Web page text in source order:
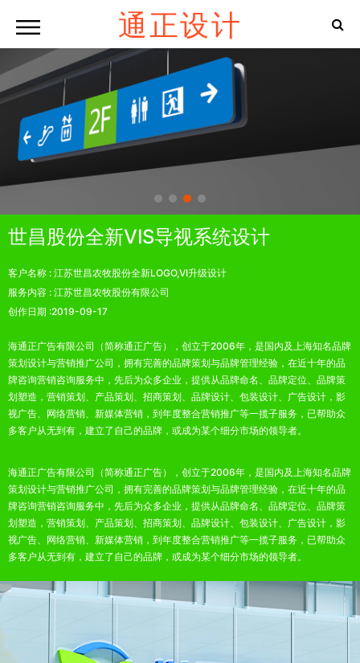
通正设计
世昌股份全新VIS导视系统设计
客户名称 : 江苏世昌农牧股份全新LOGO,VI升级设计
服务内容 : 江苏世昌农牧股份有限公司
创作日期 :2019-09-17
海通正广告有限公司（简称通正广告），创立于2006年，是国内及上海知名品牌
策划设计与营销推广公司，拥有完善的品牌策划与品牌管理经验，在近十年的品
牌咨询营销咨询服务中，先后为众多企业，提供从品牌命名、品牌定位、品牌策
划塑造，营销策划、产品策划、招商策划、品牌设计、包装设计、广告设计，影
视广告、网络营销、新媒体营销，到年度整合营销推广等一揽子服务，已帮助众
多客户从无到有，建立了自己的品牌，或成为某个细分市场的领导者。
海通正广告有限公司（简称通正广告），创立于2006年，是国内及上海知名品牌
策划设计与营销推广公司，拥有完善的品牌策划与品牌管理经验，在近十年的品
牌咨询营销咨询服务中，先后为众多企业，提供从品牌命名、品牌定位、品牌策
划塑造，营销策划、产品策划、招商策划、品牌设计、包装设计、广告设计，影
视广告、网络营销、新媒体营销，到年度整合营销推广等一揽子服务，已帮助众
多客户从无到有，建立了自己的品牌，或成为某个细分市场的领导者。